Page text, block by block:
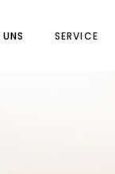
SERVICE